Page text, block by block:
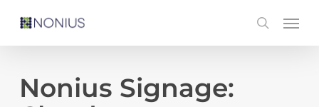
content
search
Menu
Nonius Signage: